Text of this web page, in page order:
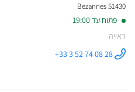
51430 Bezannes
פתוח עד 19:00
ראייה
התקשר לחנות
+33 3 52 74 08 28